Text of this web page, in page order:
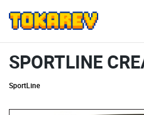
SPORTLINE
SportLine